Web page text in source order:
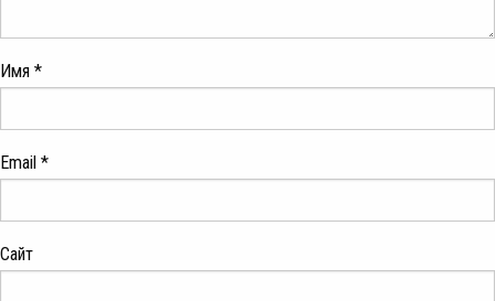
Имя *
Email *
Сайт